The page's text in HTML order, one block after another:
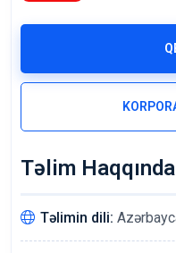
Təlim Haqqında
Təlimin dili: